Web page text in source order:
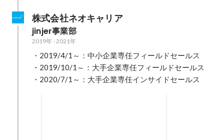
株式会社ネオキャリア
jinjer事業部
2019年- 2021年
・2019/4/1～：中小企業専任フィールドセールス
・2019/10/1～：大手企業専任フィールドセールス
・2020/7/1～：大手企業専任インサイドセールス